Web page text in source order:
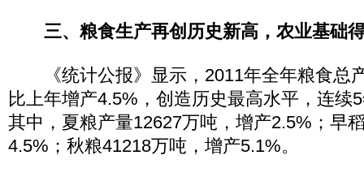
三、粮食生产再创历史新高，农业基础
《统计公报》显示，2011年全年粮食总
比上年增产4.5%，创造历史最高水平，连续
其中，夏粮产量12627万吨，增产2.5%；早
4.5%；秋粮41218万吨，增产5.1%。